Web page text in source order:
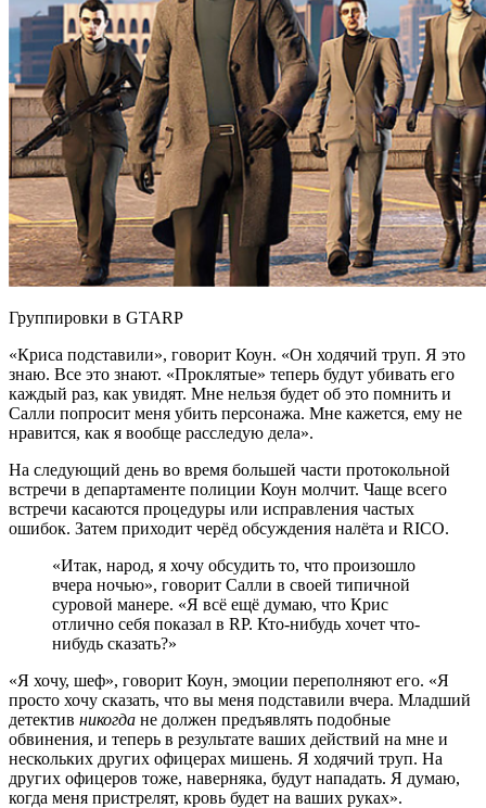
Группировки в GTARP
«Криса подставили», говорит Коун. «Он ходячий труп. Я это
знаю. Все это знают. «Проклятые» теперь будут убивать его
каждый раз, как увидят. Мне нельзя будет об это помнить и
Салли попросит меня убить персонажа. Мне кажется, ему не
нравится, как я вообще расследую дела».
На следующий день во время большей части протокольной
встречи в департаменте полиции Коун молчит. Чаще всего
встречи касаются процедуры или исправления частых
ошибок. Затем приходит черёд обсуждения налёта и RICO.
«Итак, народ, я хочу обсудить то, что произошло
вчера ночью», говорит Салли в своей типичной
суровой манере. «Я всё ещё думаю, что Крис
отлично себя показал в RP. Кто-нибудь хочет что-
нибудь сказать?»
«Я хочу, шеф», говорит Коун, эмоции переполняют его. «Я
просто хочу сказать, что вы меня подставили вчера. Младший
детектив никогда не должен предъявлять подобные
обвинения, и теперь в результате ваших действий на мне и
нескольких других офицерах мишень. Я ходячий труп. На
других офицеров тоже, наверняка, будут нападать. Я думаю,
когда меня пристрелят, кровь будет на ваших руках».